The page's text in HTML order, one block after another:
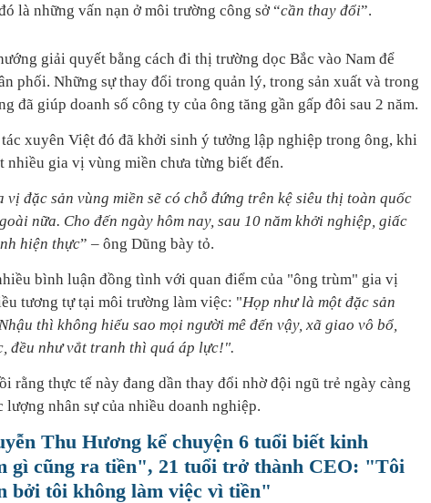
là những vấn nạn ở môi trường công sở “cần thay đổi”.
giải quyết bằng cách đi thị trường dọc Bắc vào Nam để
phối. Những sự thay đổi trong quản lý, trong sản xuất và trong
đã giúp doanh số công ty của ông tăng gần gấp đôi sau 2 năm.
xuyên Việt đó đã khởi sinh ý tưởng lập nghiệp trong ông, khi
nhiều gia vị vùng miền chưa từng biết đến.
đặc sản vùng miền sẽ có chỗ đứng trên kệ siêu thị toàn quốc
nữa. Cho đến ngày hôm nay, sau 10 năm khởi nghiệp, giấc
hiện thực” – ông Dũng bày tỏ.
bình luận đồng tình với quan điểm của "ông trùm" gia vị
tương tự tại môi trường làm việc: "Họp như là một đặc sản
Nhậu thì không hiểu sao mọi người mê đến vậy, xã giao vô bổ,
đều như vắt tranh thì quá áp lực!".
rằng thực tế này đang dần thay đổi nhờ đội ngũ trẻ ngày càng
lượng nhân sự của nhiều doanh nghiệp.
Thu Hương kể chuyện 6 tuổi biết kinh
gì cũng ra tiền", 21 tuổi trở thành CEO: "Tôi
bởi tôi không làm việc vì tiền"